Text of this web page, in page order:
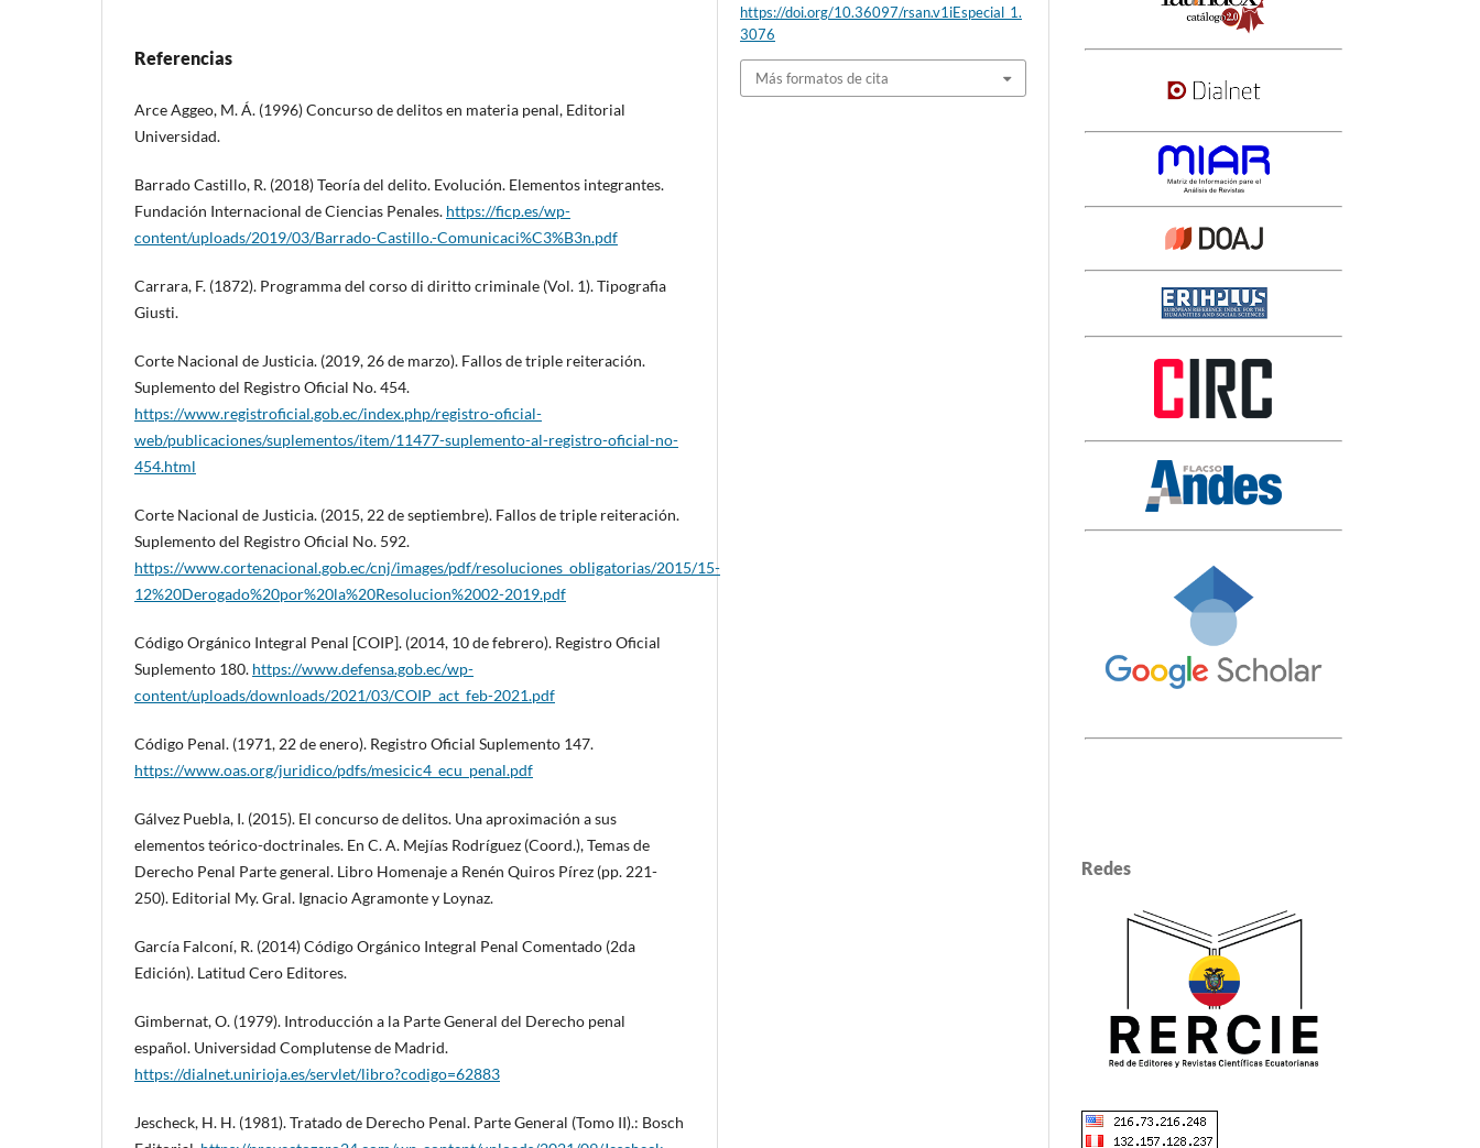
Referencias
Arce Aggeo, M. Á. (1996) Concurso de delitos en materia penal, Editorial
Universidad.
Barrado Castillo, R. (2018) Teoría del delito. Evolución. Elementos integrantes.
Fundación Internacional de Ciencias Penales. https://ficp.es/wp-
content/uploads/2019/03/Barrado-Castillo.-Comunicaci%C3%B3n.pdf
Carrara, F. (1872). Programma del corso di diritto criminale (Vol. 1). Tipografia
Giusti.
Corte Nacional de Justicia. (2019, 26 de marzo). Fallos de triple reiteración.
Suplemento del Registro Oficial No. 454.
https://www.registroficial.gob.ec/index.php/registro-oficial-
web/publicaciones/suplementos/item/11477-suplemento-al-registro-oficial-no-
454.html
Corte Nacional de Justicia. (2015, 22 de septiembre). Fallos de triple reiteración.
Suplemento del Registro Oficial No. 592.
https://www.cortenacional.gob.ec/cnj/images/pdf/resoluciones_obligatorias/2015/15-
12%20Derogado%20por%20la%20Resolucion%2002-2019.pdf
Código Orgánico Integral Penal [COIP]. (2014, 10 de febrero). Registro Oficial
Suplemento 180. https://www.defensa.gob.ec/wp-
content/uploads/downloads/2021/03/COIP_act_feb-2021.pdf
Código Penal. (1971, 22 de enero). Registro Oficial Suplemento 147.
https://www.oas.org/juridico/pdfs/mesicic4_ecu_penal.pdf
Gálvez Puebla, I. (2015). El concurso de delitos. Una aproximación a sus
elementos teórico-doctrinales. En C. A. Mejías Rodríguez (Coord.), Temas de
Derecho Penal Parte general. Libro Homenaje a Renén Quiros Pírez (pp. 221-
250). Editorial My. Gral. Ignacio Agramonte y Loynaz.
García Falconí, R. (2014) Código Orgánico Integral Penal Comentado (2da
Edición). Latitud Cero Editores.
Gimbernat, O. (1979). Introducción a la Parte General del Derecho penal
español. Universidad Complutense de Madrid.
https://dialnet.unirioja.es/servlet/libro?codigo=62883
Jescheck, H. H. (1981). Tratado de Derecho Penal. Parte General (Tomo II).: Bosch
https://doi.org/10.36097/rsan.v1iEspecial_1.
3076
Más formatos de cita
Redes